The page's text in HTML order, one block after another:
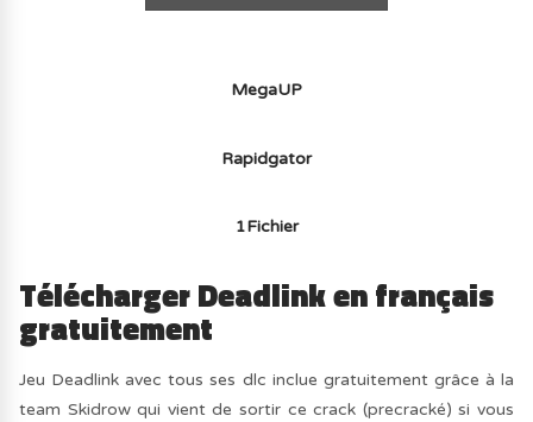
MegaUP
Rapidgator
1Fichier
Télécharger Deadlink en français
gratuitement
Jeu Deadlink avec tous ses dlc inclue gratuitement grâce à la
team Skidrow qui vient de sortir ce crack (precracké) si vous